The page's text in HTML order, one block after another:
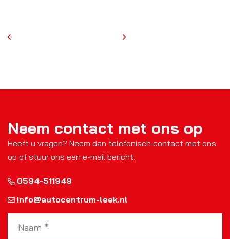
Neem contact met ons op
Heeft u vragen? Neem dan telefonisch contact met ons
op of stuur ons een e-mail bericht.
0594-511949
info@autocentrum-leek.nl